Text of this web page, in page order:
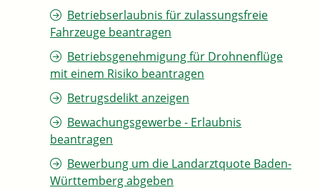
Betriebserlaubnis für zulassungsfreie
Fahrzeuge beantragen
Betriebsgenehmigung für Drohnenflüge
mit einem Risiko beantragen
Betrugsdelikt anzeigen
Bewachungsgewerbe - Erlaubnis
beantragen
Bewerbung um die Landarztquote Baden-
Württemberg abgeben